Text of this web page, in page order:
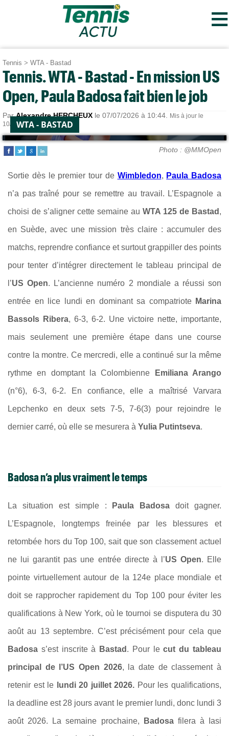
≡
Tennis > WTA - Bastad
Tennis. WTA - Bastad - En mission US
Open, Paula Badosa fait bien le job
ParAlexandre HERCHEUX le 07/07/2026 à 10:44.
Mis à jour le
10/07/2026 à 12:19.
WTA - BASTAD
Photo : @MMOpen
Sortie dès le premier tour de Wimbledon, Paula Badosa
n’a pas traîné pour se remettre au travail. L’Espagnole a
choisi de s’aligner cette semaine au WTA 125 de Bastad ,
en Suède, avec une mission très claire : accumuler des
matchs, reprendre confiance et surtout grappiller des points
pour tenter d’intégrer directement le tableau principal de
l’US Open. L’ancienne numéro 2 mondiale a réussi son
entrée en lice lundi en dominant sa compatriote Marina
Bassols Ribera, 6-3, 6-2. Une victoire nette, importante,
mais seulement une première étape dans une course
contre la montre. Ce mercredi, elle a continué sur la même
rythme en domptant la Colombienne Emiliana Arango
(n°6), 6-3, 6-2. En confiance, elle a maîtrisé Varvara
Lepchenko en deux sets 7-5, 7-6(3) pour rejoindre le
dernier carré, où elle se mesurera à Yulia Putintseva.
Badosan’a plus vraiment le temps
La situation est simple : Paula Badosa doit gagner.
L’Espagnole, longtemps freinée par les blessures et
retombée hors du Top 100, sait que son classement actuel
ne lui garantit pas une entrée directe à l’US Open. Elle
pointe virtuellement autour de la 124e place mondiale et
doit se rapprocher rapidement du Top 100 pour éviter les
qualifications à New York, où le tournoi se disputera du 30
août au 13 septembre. C’est précisément pour cela que
Badosa s’est inscrite à Bastad . Pour lecut du tableau
principal de l’US Open 2026, la date de classement à
retenir est le lundi 20 juillet 2026. Pour les qualifications,
la deadline est 28 jours avant le premier lundi, donc lundi 3
août 2026. La semaine prochaine, Badosa filera à Iasi